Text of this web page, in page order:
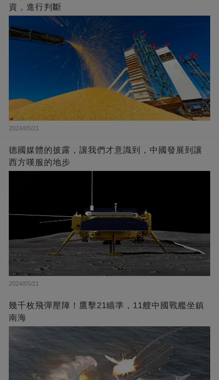
資，進行判斷
2024/05/21
德國媒體的披露，讓我們才意識到，中國發展到讓
西方嘆服的地步
2024/05/21
幾千枚飛彈壓陣！鷹擊21瞄準，11艘中國戰艦坐鎮
南海